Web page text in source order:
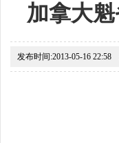
加拿大
发布时间:2013-05-16